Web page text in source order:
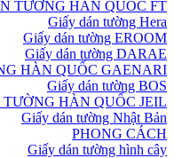
TƯỜNG HÀN QUỐC FT
Giấy dán tường Hera
Giấy dán tường EROOM
Giấy dán tường DARAE
HÀN QUỐC GAENARI
Giấy dán tường BOS
HÀN QUỐC JEIL
Giấy dán tường Nhật Bản
PHONG CÁCH
Giấy dán tường hình cây